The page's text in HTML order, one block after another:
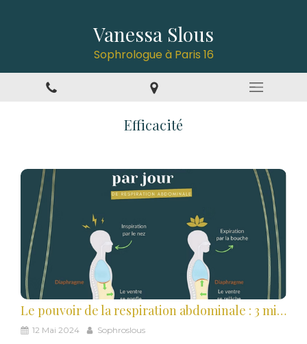
Vanessa Slous
Sophrologue à Paris 16
Efficacité
Le pouvoir de la respiration abdominale : 3 minutes par jour pour commencer à transformer votre quotidien
12 Mai 2024 Sophroslous